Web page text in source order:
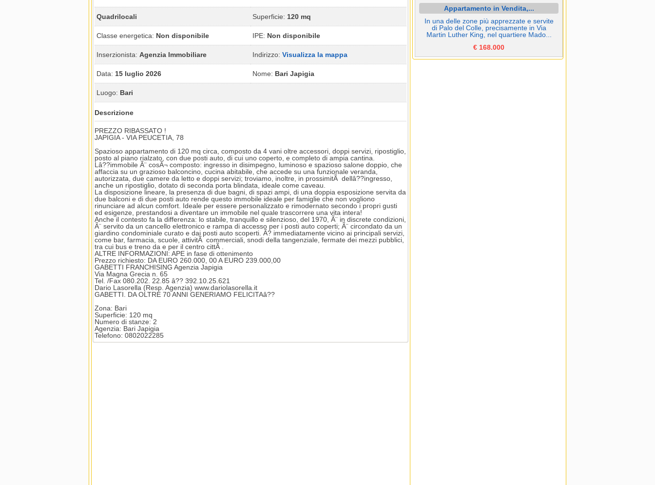
Quadrilocali Superficie: 120 mq
Classe energetica: Non disponibile IPE: Non disponibile
Inserzionista: Agenzia Immobiliare Indirizzo: Visualizza la mappa
Data: 15 luglio 2026 Nome: Bari Japigia
Luogo: Bari
Descrizione
PREZZO RIBASSATO !
JAPIGIA - VIA PEUCETIA, 78
Spazioso appartamento di 120 mq circa, composto da 4 vani oltre accessori, doppi servizi, ripostiglio,
posto al piano rialzato, con due posti auto, di cui uno coperto, e completo di ampia cantina.
Lâ??immobile Ã¨ cosÃ¬ composto: ingresso in disimpegno, luminoso e spazioso salone doppio, che
affaccia su un grazioso balconcino, cucina abitabile, che accede su una funzionale veranda,
autorizzata, due camere da letto e doppi servizi; troviamo, inoltre, in prossimitÃ dellâ??ingresso,
anche un ripostiglio, dotato di seconda porta blindata, ideale come caveau.
La disposizione lineare, la presenza di due bagni, di spazi ampi, di una doppia esposizione servita da
due balconi e di due posti auto rende questo immobile ideale per famiglie che non vogliono
rinunciare ad alcun comfort. Ideale per essere personalizzato e rimodernato secondo i propri gusti
ed esigenze, prestandosi a diventare un immobile nel quale trascorrere una vita intera!
Anche il contesto fa la differenza: lo stabile, tranquillo e silenzioso, del 1970, Ã¨ in discrete condizioni,
Ã¨ servito da un cancello elettronico e rampa di accesso per i posti auto coperti; Ã¨ circondato da un
giardino condominiale curato e dai posti auto scoperti. Ã? immediatamente vicino ai principali servizi,
come bar, farmacia, scuole, attivitÃ commerciali, snodi della tangenziale, fermate dei mezzi pubblici,
tra cui bus e treno da e per il centro cittÃ .
ALTRE INFORMAZIONI: APE in fase di ottenimento
Prezzo richiesto: DA EURO 260.000, 00 A EURO 239.000,00
GABETTI FRANCHISING Agenzia Japigia
Via Magna Grecia n. 65
Tel. /Fax 080.202. 22.85 â?? 392.10.25.621
Dario Lasorella (Resp. Agenzia) www.dariolasorella.it
GABETTI. DA OLTRE 70 ANNI GENERIAMO FELICITAâ??
Zona: Bari
Superficie: 120 mq
Numero di stanze: 2
Agenzia: Bari Japigia
Telefono: 0802022285
Appartamento in Vendita,...
In una delle zone più apprezzate e servite
di Palo del Colle, precisamente in Via
Martin Luther King, nel quartiere Mado...
€ 168.000